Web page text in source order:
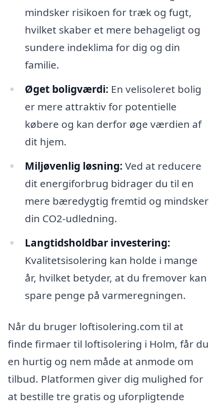
mindsker risikoen for træk og fugt,
hvilket skaber et mere behageligt og
sundere indeklima for dig og din
familie.
Øget boligværdi: En velisoleret bolig
er mere attraktiv for potentielle
købere og kan derfor øge værdien af
dit hjem.
Miljøvenlig løsning: Ved at reducere
dit energiforbrug bidrager du til en
mere bæredygtig fremtid og mindsker
din CO2-udledning.
Langtidsholdbar investering:
Kvalitetsisolering kan holde i mange
år, hvilket betyder, at du fremover kan
spare penge på varmeregningen.
Når du bruger loftisolering.com til at
finde firmaer til loftisolering i Holm, får du
en hurtig og nem måde at anmode om
tilbud. Platformen giver dig mulighed for
at bestille tre gratis og uforpligtende